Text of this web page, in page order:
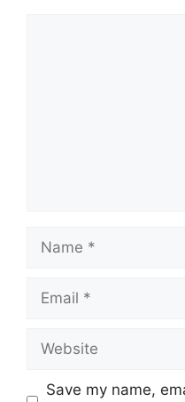
Save my name,